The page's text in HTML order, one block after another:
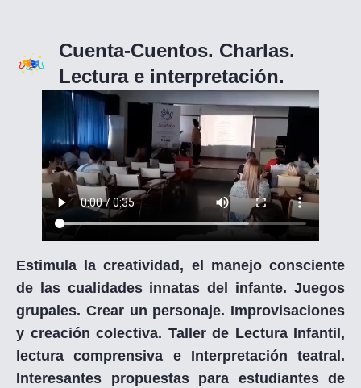
Cuenta-Cuentos. Charlas.
Lectura e interpretación.
Estimula la creatividad, el manejo consciente
de las cualidades innatas del infante. Juegos
grupales. Crear un personaje. Improvisaciones
y creación colectiva. Taller de Lectura Infantil,
lectura comprensiva e Interpretación teatral.
Interesantes propuestas para estudiantes de